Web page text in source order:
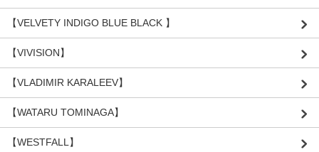
【VELVETY INDIGO BLUE BLACK 】
【VIVISION】
【VLADIMIR KARALEEV】
【WATARU TOMINAGA】
【WESTFALL】